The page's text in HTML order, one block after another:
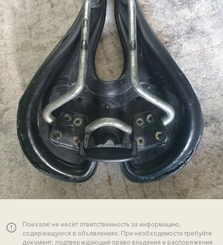
error_outline
Поехали! не несёт ответственность за информацию,
содержащуюся в объявлениях. При необходимости требуйте
документ, подтверждающий право владения и распоряжения